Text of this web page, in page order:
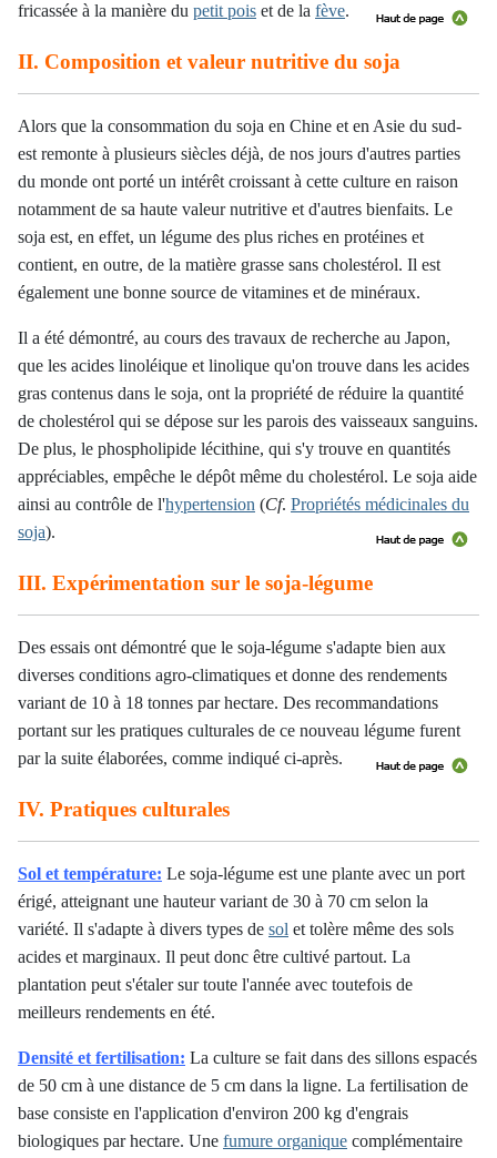
fricassée à la manière du petit pois et de la fève.
II. Composition et valeur nutritive du soja
Alors que la consommation du soja en Chine et en Asie du sud-
est remonte à plusieurs siècles déjà, de nos jours d'autres parties
du monde ont porté un intérêt croissant à cette culture en raison
notamment de sa haute valeur nutritive et d'autres bienfaits. Le
soja est, en effet, un légume des plus riches en protéines et
contient, en outre, de la matière grasse sans cholestérol. Il est
également une bonne source de vitamines et de minéraux.
Il a été démontré, au cours des travaux de recherche au Japon,
que les acides linoléique et linolique qu'on trouve dans les acides
gras contenus dans le soja, ont la propriété de réduire la quantité
de cholestérol qui se dépose sur les parois des vaisseaux sanguins.
De plus, le phospholipide lécithine, qui s'y trouve en quantités
appréciables, empêche le dépôt même du cholestérol. Le soja aide
ainsi au contrôle de l'hypertension (Cf. Propriétés médicinales du
soja).
III. Expérimentation sur le soja-légume
Des essais ont démontré que le soja-légume s'adapte bien aux
diverses conditions agro-climatiques et donne des rendements
variant de 10 à 18 tonnes par hectare. Des recommandations
portant sur les pratiques culturales de ce nouveau légume furent
par la suite élaborées, comme indiqué ci-après.
IV. Pratiques culturales
Sol et température: Le soja-légume est une plante avec un port
érigé, atteignant une hauteur variant de 30 à 70 cm selon la
variété. Il s'adapte à divers types de sol et tolère même des sols
acides et marginaux. Il peut donc être cultivé partout. La
plantation peut s'étaler sur toute l'année avec toutefois de
meilleurs rendements en été.
Densité et fertilisation: La culture se fait dans des sillons espacés
de 50 cm à une distance de 5 cm dans la ligne. La fertilisation de
base consiste en l'application d'environ 200 kg d'engrais
biologiques par hectare. Une fumure organique complémentaire